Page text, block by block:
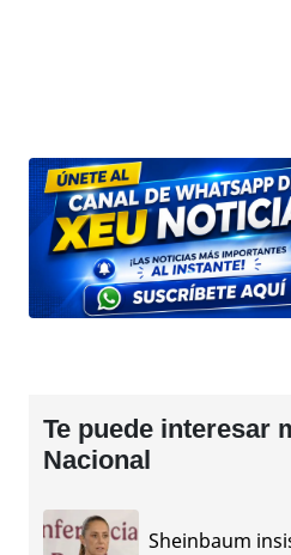
Te puede interesar
Nacional
Sheinbaum